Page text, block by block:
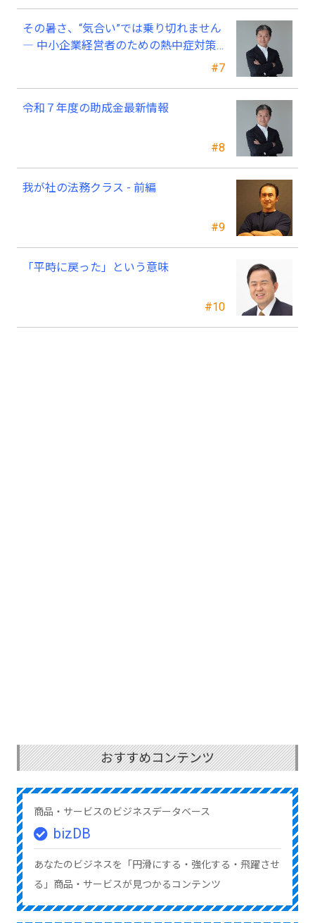
#7
その暑さ、“気合い”では乗り切れません
― 中小企業経営者のための熱中症対策
#8
令和７年度の助成金最新情報
#9
我が社の法務クラス - 前編
#10
「平時に戻った」という意味
おすすめコンテンツ
商品・サービスのビジネスデータベース
bizDB
あなたのビジネスを「円滑にする・強化する・飛躍させ
る」商品・サービスが見つかるコンテンツ